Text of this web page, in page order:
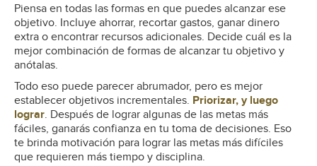
Piensa en todas las formas en que puedes alcanzar ese
objetivo. Incluye ahorrar, recortar gastos, ganar dinero
extra o encontrar recursos adicionales. Decide cuál es la
mejor combinación de formas de alcanzar tu objetivo y
anótalas.
Todo eso puede parecer abrumador, pero es mejor
establecer objetivos incrementales. Priorizar, y luego
lograr. Después de lograr algunas de las metas más
fáciles, ganarás confianza en tu toma de decisiones. Eso
te brinda motivación para lograr las metas más difíciles
que requieren más tiempo y disciplina.